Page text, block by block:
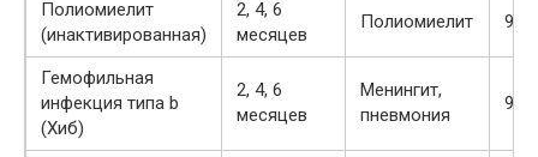
Полиомиелит
(инактивированная)
2, 4, 6
месяцев
Полиомиелит 90-
Гемофильная
инфекция типа b
(Хиб)
2, 4, 6
месяцев
Менингит,
пневмония
90-